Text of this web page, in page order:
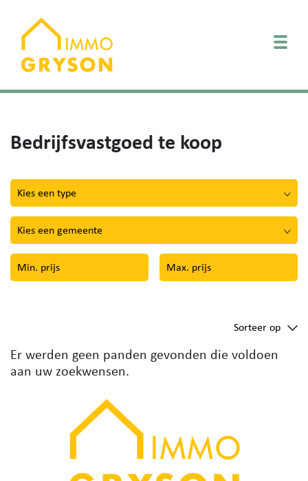
Bedrijfsvastgoed te koop
Kies een type
Kies een gemeente
Sorteer op
Er werden geen panden gevonden die voldoen
aan uw zoekwensen.